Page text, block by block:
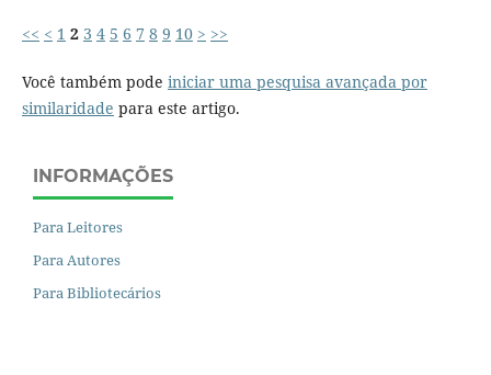
<< < 1 2 3 4 5 6 7 8 9 10 > >>
Você também pode iniciar uma pesquisa avançada por
similaridade para este artigo.
INFORMAÇÕES
Para Leitores
Para Autores
Para Bibliotecários